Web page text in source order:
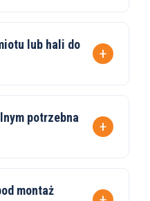
lub hali do
potrzebna
montaż